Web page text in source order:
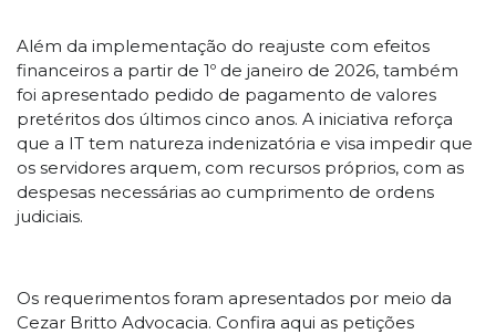
Além da implementação do reajuste com efeitos
financeiros a partir de 1º de janeiro de 2026, também
foi apresentado pedido de pagamento de valores
pretéritos dos últimos cinco anos. A iniciativa reforça
que a IT tem natureza indenizatória e visa impedir que
os servidores arquem, com recursos próprios, com as
despesas necessárias ao cumprimento de ordens
judiciais.
Os requerimentos foram apresentados por meio da
Cezar Britto Advocacia. Confira aqui as petições